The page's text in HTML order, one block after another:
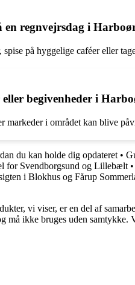
regnvejrsdag i
på hyggelige caféer eller
begivenheder i
markeder i området kan blive
du kan holde dig opdateret •
for Svendborgsund og Lillebælt •
i Blokhus og Fårup
vi viser, er en del af
må ikke bruges uden samtykke.